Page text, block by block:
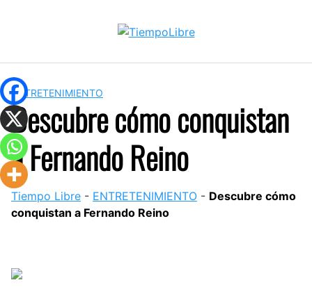
ENTRETENIMIENTO
Descubre cómo conquistan
a Fernando Reino
Tiempo Libre - ENTRETENIMIENTO - Descubre cómo
conquistan a Fernando Reino